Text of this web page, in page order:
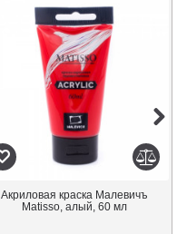
Акриловая краска Малевичъ
Matisso, алый, 60 мл